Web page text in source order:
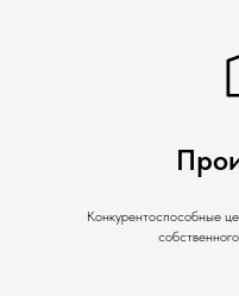
Конкурентоспособные